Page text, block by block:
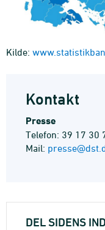
Kilde:
Kontakt
Presse
Telefon: 39 17 30
Mail:
DEL SIDENS